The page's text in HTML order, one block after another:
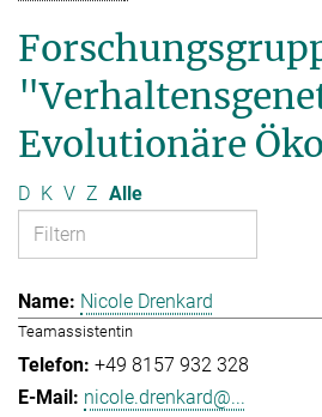
Evolutionäre
D K V Z Alle
Nicole Drenkard
Teamassistentin
+49 8157 932 328
nicole.drenkard@...